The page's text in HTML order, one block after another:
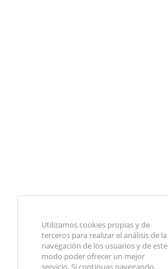
Utilizamos cookies propias y de
terceros para realizar el análisis de la
navegación de los usuarios y de este
modo poder ofrecer un mejor
servicio. Si continuas navegando,